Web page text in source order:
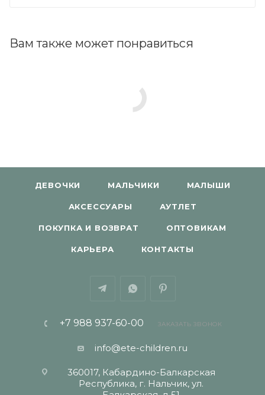
Вам также может понравиться
ДЕВОЧКИ МАЛЬЧИКИ МАЛЫШИ
АКСЕССУАРЫ АУТЛЕТ
ПОКУПКА И ВОЗВРАТ ОПТОВИКАМ
КАРЬЕРА КОНТАКТЫ
+7 988 937-60-00 ЗАКАЗАТЬ ЗВОНОК
info@ete-children.ru
360017, Кабардино-Балкарская
Республика, г. Нальчик, ул.